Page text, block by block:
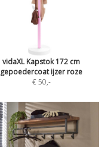
vidaXL Kapstok 172 cm
gepoedercoat ijzer roze
€ 50,-